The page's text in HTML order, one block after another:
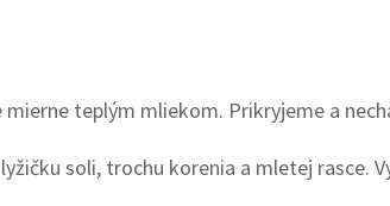
teplým mliekom. Prikryjeme a
soli, trochu korenia a mletej rasce.